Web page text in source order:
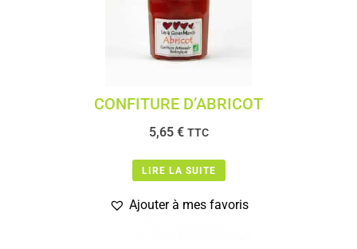
CONFITURE D’ABRICOT
5,65 € TTC
LIRE LA SUITE
Ajouter à mes favoris